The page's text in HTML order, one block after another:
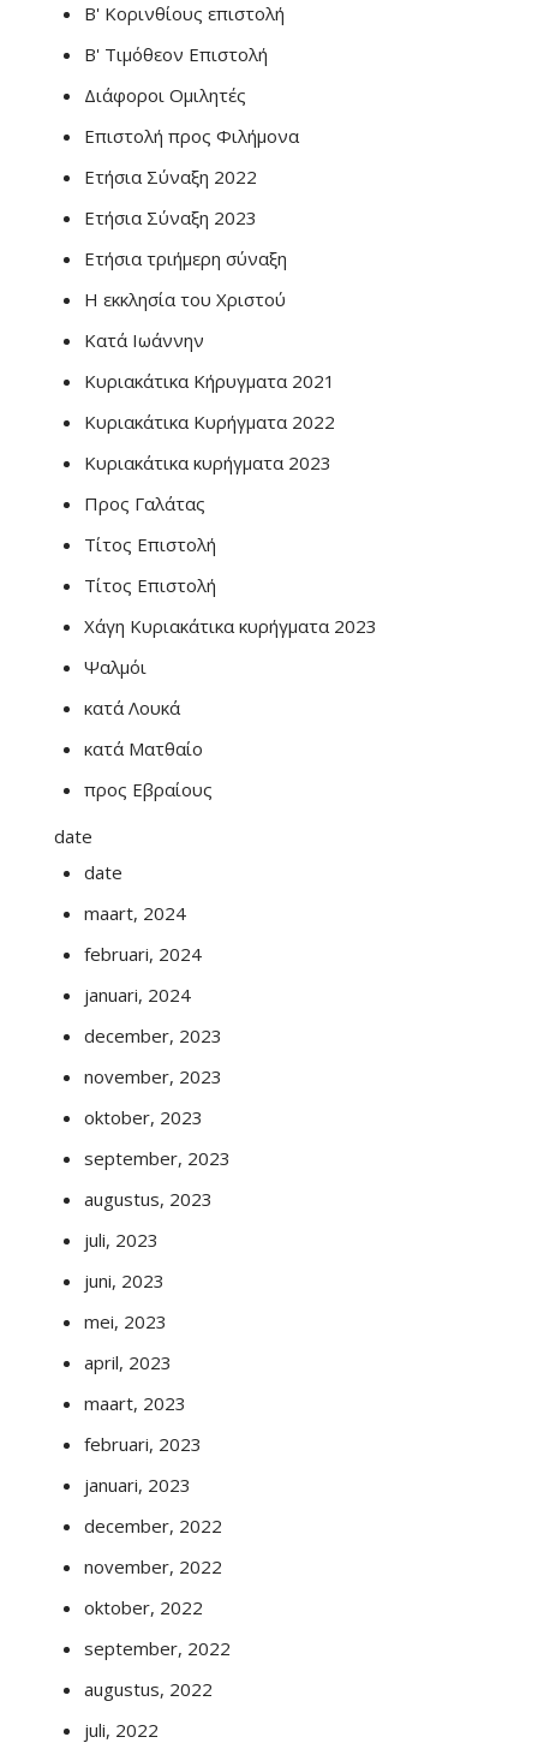
Β' Κορινθίους επιστολή
Β' Τιμόθεον Επιστολή
Διάφοροι Ομιλητές
Επιστολή προς Φιλήμονα
Ετήσια Σύναξη 2022
Ετήσια Σύναξη 2023
Ετήσια τριήμερη σύναξη
Η εκκλησία του Χριστού
Κατά Ιωάννην
Κυριακάτικα Κήρυγματα 2021
Κυριακάτικα Κυρήγματα 2022
Κυριακάτικα κυρήγματα 2023
Προς Γαλάτας
Τίτος Επιστολή
Τίτος Επιστολή
Χάγη Κυριακάτικα κυρήγματα 2023
Ψαλμόι
κατά Λουκά
κατά Ματθαίο
προς Εβραίους
date
date
maart, 2024
februari, 2024
januari, 2024
december, 2023
november, 2023
oktober, 2023
september, 2023
augustus, 2023
juli, 2023
juni, 2023
mei, 2023
april, 2023
maart, 2023
februari, 2023
januari, 2023
december, 2022
november, 2022
oktober, 2022
september, 2022
augustus, 2022
juli, 2022